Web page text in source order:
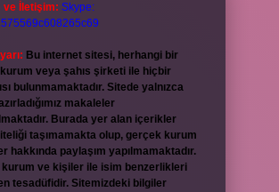
ve İletişim: Skype:
Bu internet sitesi, herhangi bir
veya şahıs şirketi ile hiçbir
bulunmamaktadır. Sitede yalnızca
makaleler
Burada yer alan içerikler
taşımamakta olup, gerçek kurum
hakkında paylaşım yapılmamaktadır.
ve kişiler ile isim benzerlikleri
tesadüfidir. Sitemizdeki bilgiler